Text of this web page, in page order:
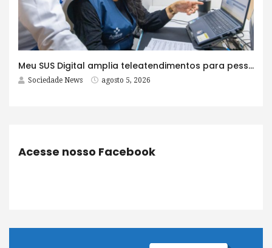
Meu SUS Digital amplia teleatendimentos para pessoas com problemas com jogos e apostas
Sociedade News agosto 5, 2026
Acesse nosso Facebook